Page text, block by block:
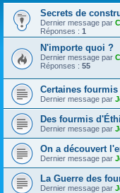
Secrets de
Dernier message par
Réponses : 1
N'importe quoi ?
Dernier message par
Réponses : 55
Certaines
Dernier message par
Des fourmis
Dernier message par
On a découvert
Dernier message par
La Guerre des
Dernier message par